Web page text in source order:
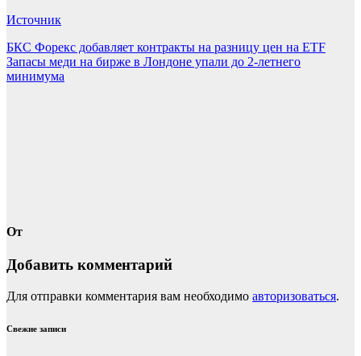
Источник
Навигация
по
БКС Форекс добавляет контракты на разницу цен на ETF
Запасы меди на бирже в Лондоне упали до 2-летнего
минимума
От
Добавить комментарий
Для отправки комментария вам необходимо авторизоваться.
Свежие записи